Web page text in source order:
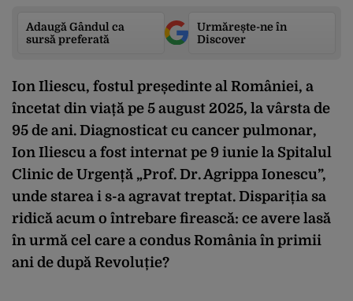
Adaugă Gândul ca
sursă preferată
Urmărește-ne în
Discover
Ion Iliescu, fostul președinte al României, a
încetat din viață pe 5 august 2025, la vârsta de
95 de ani. Diagnosticat cu cancer pulmonar,
Ion Iliescu a fost internat pe 9 iunie la Spitalul
Clinic de Urgență „Prof. Dr. Agrippa Ionescu”,
unde starea i s-a agravat treptat. Dispariția sa
ridică acum o întrebare firească: ce avere lasă
în urmă cel care a condus România în primii
ani de după Revoluție?